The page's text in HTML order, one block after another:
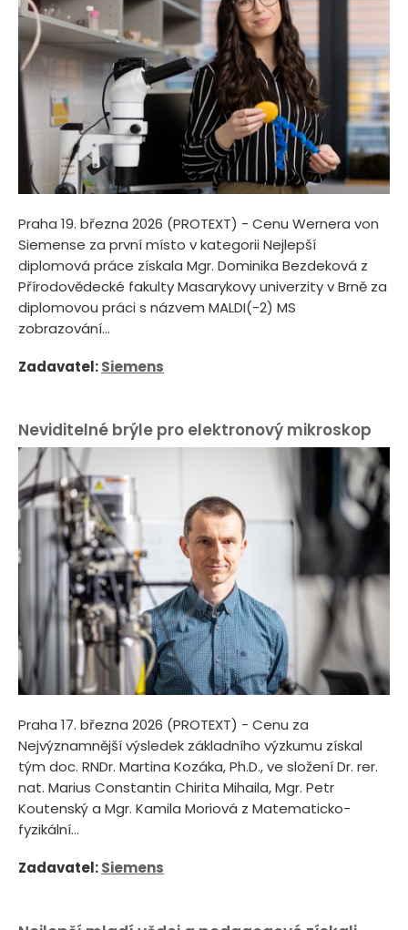
Praha 19. března 2026 (PROTEXT) - Cenu Wernera von
Siemense za první místo v kategorii Nejlepší
diplomová práce získala Mgr. Dominika Bezdeková z
Přírodovědecké fakulty Masarykovy univerzity v Brně za
diplomovou práci s názvem MALDI(-2) MS
zobrazování...
Zadavatel:Siemens
Neviditelné brýle pro elektronový mikroskop
Praha 17. března 2026 (PROTEXT) - Cenu za
Nejvýznamnější výsledek základního výzkumu získal
tým doc. RNDr. Martina Kozáka, Ph.D., ve složení Dr. rer.
nat. Marius Constantin Chirita Mihaila, Mgr. Petr
Koutenský a Mgr. Kamila Moriová z Matematicko-
fyzikální...
Zadavatel:Siemens